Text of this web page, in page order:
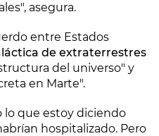
asegura.
entre Estados
de extraterrestres
del universo" y
en Marte".
lo que estoy diciendo
hospitalizado. Pero